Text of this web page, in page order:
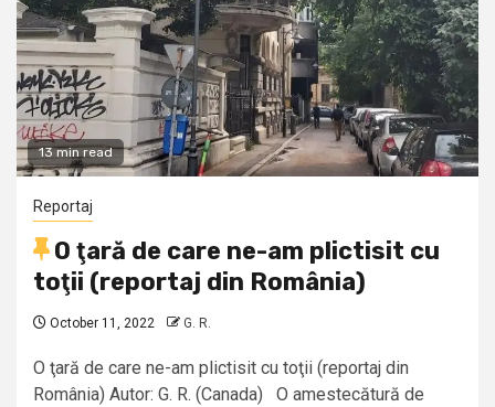
13 min read
Reportaj
O ţară de care ne-am plictisit cu
toţii (reportaj din România)
October 11, 2022 G. R.
O ţară de care ne-am plictisit cu toţii (reportaj din
România) Autor: G. R. (Canada) O amestecătură de